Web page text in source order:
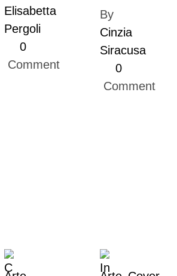
Elisabetta
Pergoli
0
Comment
By
Cinzia
Siracusa
0
Comment